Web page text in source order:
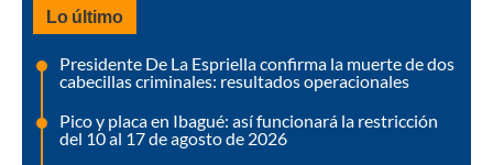
Lo último
Presidente De La Espriella confirma la muerte de dos
cabecillas criminales: resultados operacionales
Pico y placa en Ibagué: así funcionará la restricción
del 10 al 17 de agosto de 2026